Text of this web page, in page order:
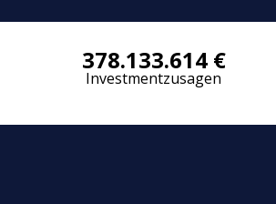
378.133.614 €
Investmentzusagen